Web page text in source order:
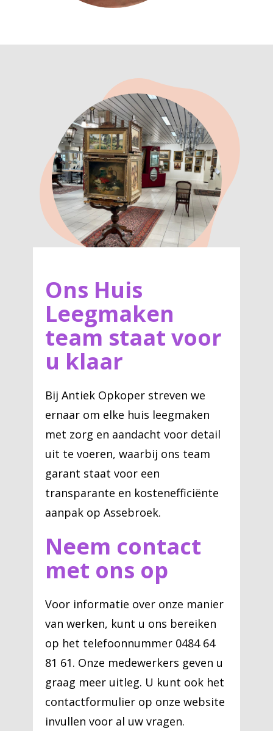
Ons Huis
Leegmaken
team staat voor
u klaar
Bij Antiek Opkoper streven we
ernaar om elke huis leegmaken
met zorg en aandacht voor detail
uit te voeren, waarbij ons team
garant staat voor een
transparante en kostenefficiënte
aanpak op Assebroek.
Neem contact
met ons op
Voor informatie over onze manier
van werken, kunt u ons bereiken
op het telefoonnummer 0484 64
81 61. Onze medewerkers geven u
graag meer uitleg. U kunt ook het
contactformulier op onze website
invullen voor al uw vragen.